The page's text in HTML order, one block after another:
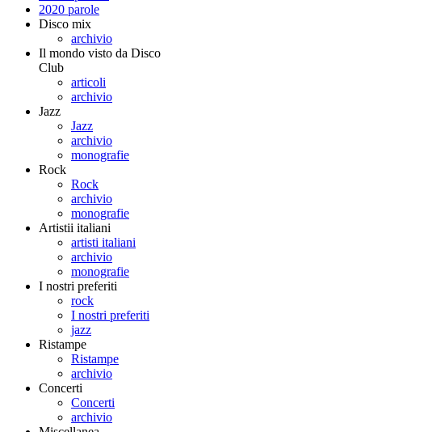
2020 parole
Disco mix
archivio
Il mondo visto da Disco
Club
articoli
archivio
Jazz
Jazz
archivio
monografie
Rock
Rock
archivio
monografie
Artistii italiani
artisti italiani
archivio
monografie
I nostri preferiti
rock
I nostri preferiti
jazz
Ristampe
Ristampe
archivio
Concerti
Concerti
archivio